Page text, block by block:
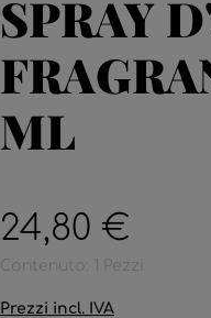
SPRAY
ML
24,80 €
Contenuto: 1 Pezzi
Prezzi incl. IVA